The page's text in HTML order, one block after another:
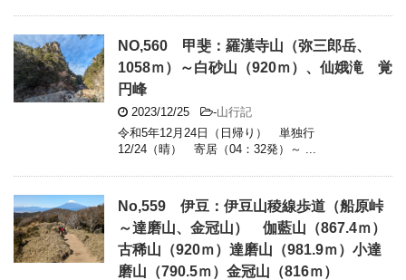
NO,560 甲斐：羅漢寺山（弥三郎岳、
1058ｍ）～白砂山（920ｍ）、仙娥滝 覚
円峰
2023/12/25 -山行記
令和5年12月24日（日帰り） 単独行
12/24（晴） 寄居（04：32発）～ ...
No,559 伊豆：伊豆山稜線歩道（船原峠
～達磨山、金冠山） 伽藍山（867.4ｍ）
古稀山（920ｍ）達磨山（981.9ｍ）小達
磨山（790.5ｍ）金冠山（816ｍ）